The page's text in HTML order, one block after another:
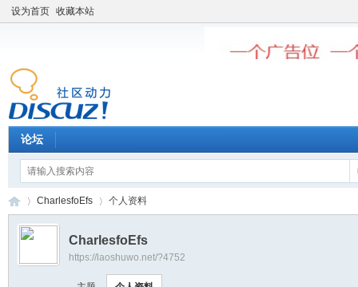
设为首页 收藏本站
论坛
›
CharlesfoEfs 个人资料
CharlesfoEfs
https://laoshuwo.net/?4752